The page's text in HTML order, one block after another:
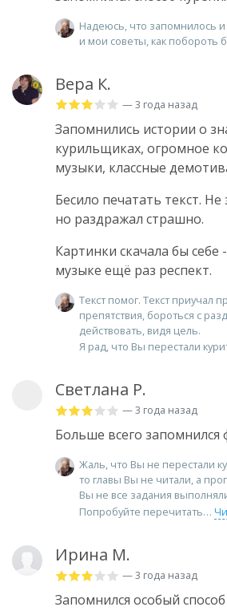
Надеюсь, что запомнилось
и мои советы, как побороть
Вера К.
— 3 года назад
Запомнились истории о
курильщиках, огромное
музыки, классные
Бесило печатать текст.
но раздражал страшно.
Картинки скачала бы себе
музыке ещё раз респект.
Текст помог. Текст приучал
препятствия, бороться с
действовать, видя цель.
Я рад, что Вы перестали
Светлана Р.
— 3 года назад
Больше всего запомнился
Жаль, что Вы не перестали
то главы Вы не читали, а
Вы не все задания
Попробуйте перечитать
Ирина М.
— 3 года назад
Запомнился особый